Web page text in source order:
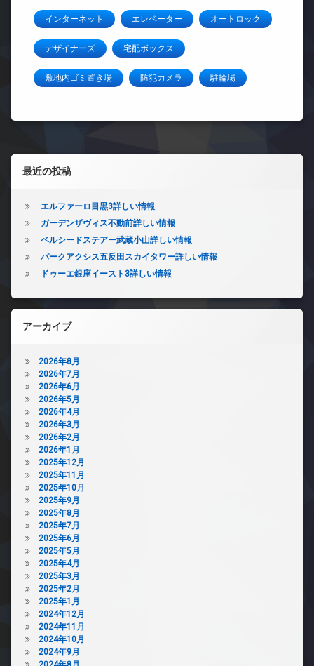
インターネット エレベーター オートロック
デザイナーズ 宅配ボックス
敷地内ゴミ置き場 防犯カメラ 駐輪場
左サイドバー
最近の投稿
エルファーロ目黒3詳しい情報
ガーデンザヴィス不動前詳しい情報
ベルシードステアー武蔵小山詳しい情報
パークアクシス五反田スカイタワー詳しい情報
ドゥーエ銀座イースト3詳しい情報
アーカイブ
2026年8月
2026年7月
2026年6月
2026年5月
2026年4月
2026年3月
2026年2月
2026年1月
2025年12月
2025年11月
2025年10月
2025年9月
2025年8月
2025年7月
2025年6月
2025年5月
2025年4月
2025年3月
2025年2月
2025年1月
2024年12月
2024年11月
2024年10月
2024年9月